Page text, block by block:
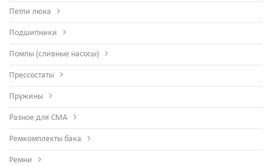
Петли люка
Подшипники
Помпы (сливные насосы)
Прессостаты
Пружины
Разное для СМА
Ремкомплекты бака
Ремни